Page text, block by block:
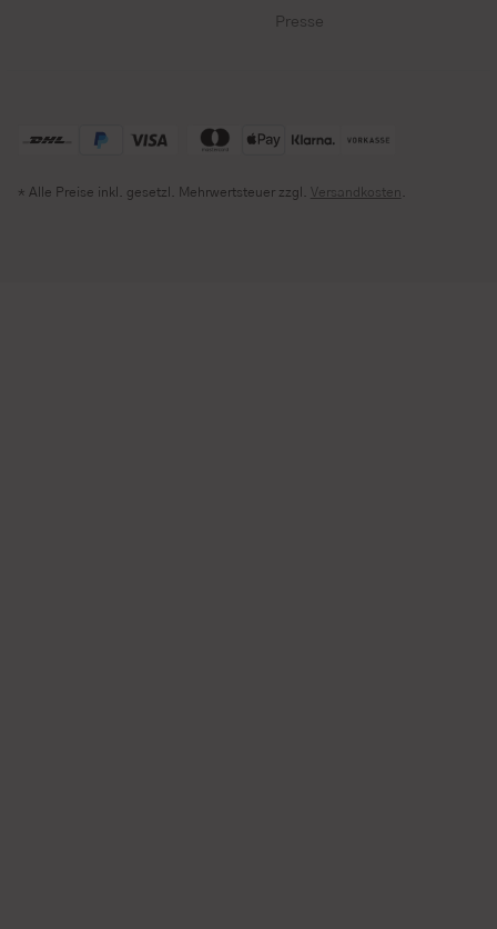
Presse
* Alle Preise inkl. gesetzl. Mehrwertsteuer zzgl. Versandkosten